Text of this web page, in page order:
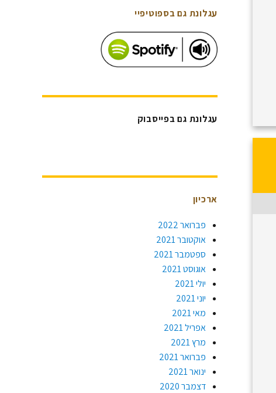
עגלונת גם בספוטיפיי
עגלונת גם בפייסבוק
ארכיון
פברואר 2022
אוקטובר 2021
ספטמבר 2021
אוגוסט 2021
יולי 2021
יוני 2021
מאי 2021
אפריל 2021
מרץ 2021
פברואר 2021
ינואר 2021
דצמבר 2020